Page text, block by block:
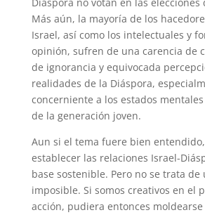
Más aún, la mayoría de los
Israel, así como los intelectuales y
opinión, sufren de una carencia de
de ignorancia y equivocada
realidades de la Diáspora,
concerniente a los estados
de la generación joven.
Aun si el tema fuere bien
establecer las relaciones Israel-
base sostenible. Pero no se trata de
imposible. Si somos creativos en el
acción, pudiera entonces